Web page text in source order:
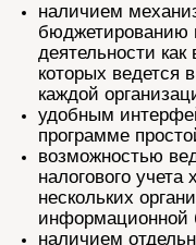
наличием
бюджетированию
деятельности как
которых ведется
каждой
удобным
программе
возможностью
налогового учета
нескольких
информационной
наличием